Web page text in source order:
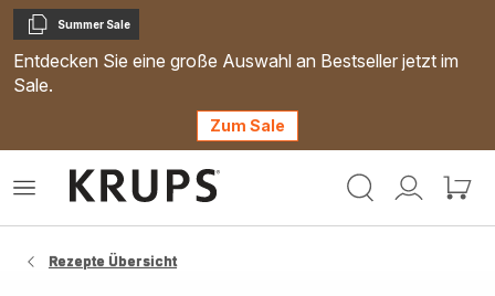
Kopieren
Summer Sale
Entdecken Sie eine große Auswahl an Bestseller jetzt im
Sale.
Zum Sale
Mein
Mein
Das
Rezepte Übersicht